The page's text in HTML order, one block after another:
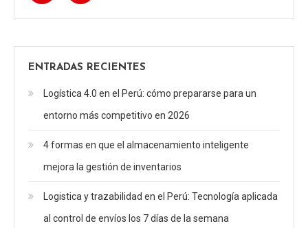
ENTRADAS RECIENTES
Logística 4.0 en el Perú: cómo prepararse para un
entorno más competitivo en 2026
4 formas en que el almacenamiento inteligente
mejora la gestión de inventarios
Logistica y trazabilidad en el Perú: Tecnología aplicada
al control de envíos los 7 días de la semana